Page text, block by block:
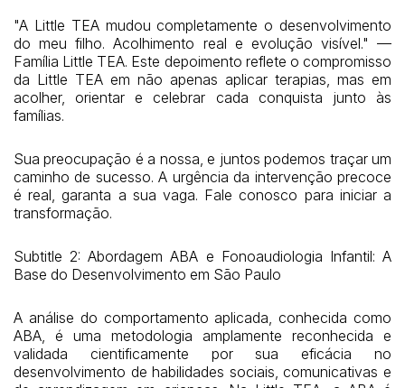
"A Little TEA mudou completamente o desenvolvimento
do meu filho. Acolhimento real e evolução visível." —
Família Little TEA. Este depoimento reflete o compromisso
da Little TEA em não apenas aplicar terapias, mas em
acolher, orientar e celebrar cada conquista junto às
famílias.
Sua preocupação é a nossa, e juntos podemos traçar um
caminho de sucesso. A urgência da intervenção precoce
é real, garanta a sua vaga. Fale conosco para iniciar a
transformação.
Subtitle 2: Abordagem ABA e Fonoaudiologia Infantil: A
Base do Desenvolvimento em São Paulo
A análise do comportamento aplicada, conhecida como
ABA, é uma metodologia amplamente reconhecida e
validada cientificamente por sua eficácia no
desenvolvimento de habilidades sociais, comunicativas e